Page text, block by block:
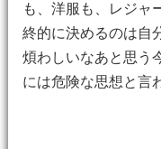
も、洋服も、レジャ
終的に決めるのは自
煩わしいなあと思う
には危険な思想と言